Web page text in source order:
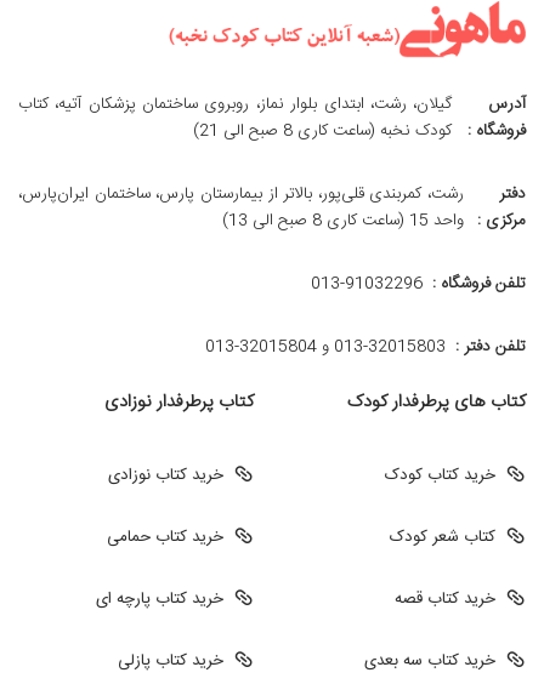
آدرس
فروشگاه :
گیلان، رشت، ابتدای بلوار نماز، روبروی ساختمان پزشکان آتیه، کتاب
کودک نخبه (ساعت کاری 8 صبح الی 21)
دفتر
مرکزی :
رشت، کمربندی قلی‌پور، بالاتر از بیمارستان پارس، ساختمان ایران‌پارس،
واحد 15 (ساعت کاری 8 صبح الی 13)
تلفن فروشگاه : 013-91032296
تلفن دفتر : 013-32015803 و 32015804-013
کتاب های پرطرفدار کودک
خرید کتاب کودک
کتاب شعر کودک
خرید کتاب قصه
خرید کتاب سه بعدی
کتاب پرطرفدار نوزادی
خرید کتاب نوزادی
خرید کتاب حمامی
خرید کتاب پارچه ای
خرید کتاب پازلی